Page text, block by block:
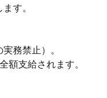
す。
務禁止）。
額支給されます。